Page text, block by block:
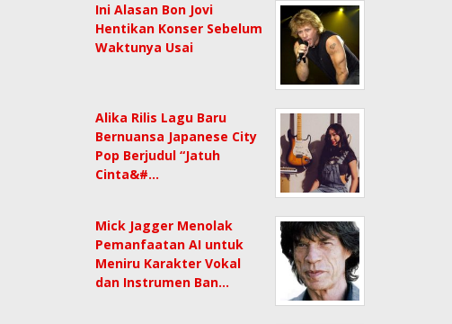
Ini Alasan Bon Jovi
Hentikan Konser Sebelum
Waktunya Usai
Alika Rilis Lagu Baru
Bernuansa Japanese City
Pop Berjudul “Jatuh
Cinta&#…
Mick Jagger Menolak
Pemanfaatan AI untuk
Meniru Karakter Vokal
dan Instrumen Ban…